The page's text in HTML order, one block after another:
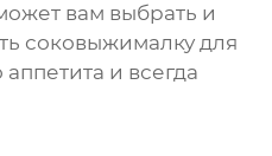
вам выбрать и
соковыжималку для
и всегда